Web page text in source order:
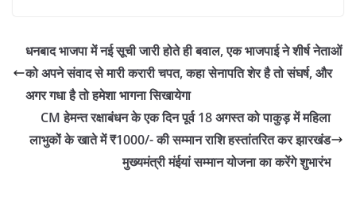
e
b
o
o
k
er s
A
p
p
gr
a
m
l e
धनबाद भाजपा में नई सूची जारी होते ही बवाल, एक भाजपाई ने शीर्ष नेताओं
को अपने संवाद से मारी करारी चपत, कहा सेनापति शेर है तो संघर्ष, और
अगर गधा है तो हमेशा भागना सिखायेगा
CM हेमन्त रक्षाबंधन के एक दिन पूर्व 18 अगस्त को पाकुड़ में महिला
लाभुकों के खाते में ₹1000/- की सम्मान राशि हस्तांतरित कर झारखंड
मुख्यमंत्री मंईयां सम्मान योजना का करेंगे शुभारंभ